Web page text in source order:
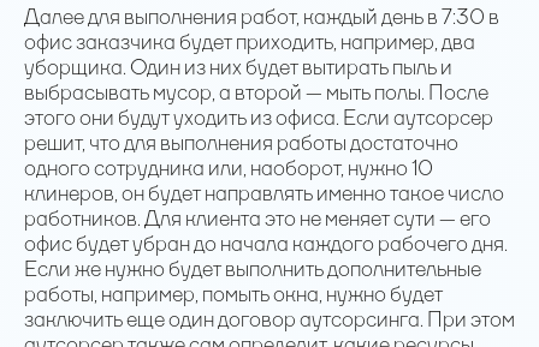
Далее для выполнения работ, каждый день в 7:30 в
офис заказчика будет приходить, например, два
уборщика. Один из них будет вытирать пыль и
выбрасывать мусор, а второй — мыть полы. После
этого они будут уходить из офиса. Если аутсорсер
решит, что для выполнения работы достаточно
одного сотрудника или, наоборот, нужно 10
клинеров, он будет направлять именно такое число
работников. Для клиента это не меняет сути — его
офис будет убран до начала каждого рабочего дня.
Если же нужно будет выполнить дополнительные
работы, например, помыть окна, нужно будет
заключить еще один договор аутсорсинга. При этом